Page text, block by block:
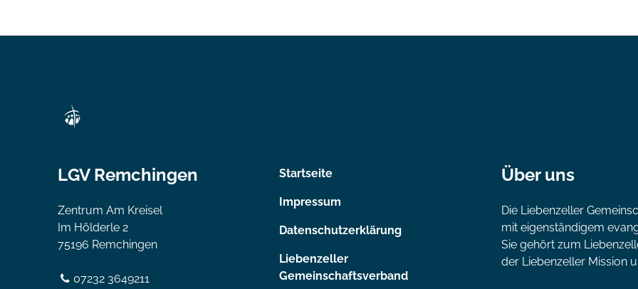
LGV Remchingen
Zentrum Am Kreisel
Im Hölderle 2
75196 Remchingen
07232 3649211
Startseite
Impressum
Datenschutzerklärung
Liebenzeller
Gemeinschaftsverband
Über uns
Die Liebenzeller
mit eigenständigem
Sie gehört zum
der Liebenzeller Mission